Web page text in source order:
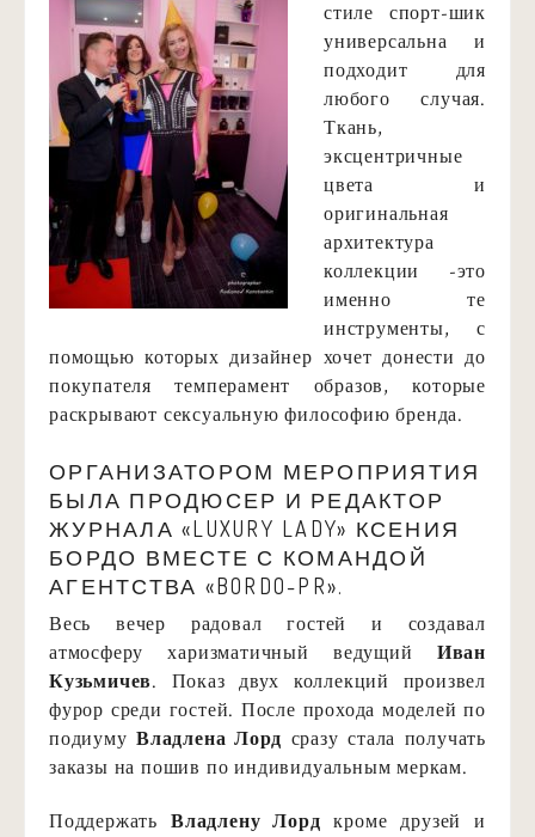
стиле спорт-шик
универсальна и
подходит для
любого случая.
Ткань,
эксцентричные
цвета и
оригинальная
архитектура
коллекции -это
именно те
инструменты, с
помощью которых дизайнер хочет донести до
покупателя темперамент образов, которые
раскрывают сексуальную философию бренда.
ОРГАНИЗАТОРОМ МЕРОПРИЯТИЯ
БЫЛА ПРОДЮСЕР И РЕДАКТОР
ЖУРНАЛА «LUXURY LADY» КСЕНИЯ
БОРДО ВМЕСТЕ С КОМАНДОЙ
АГЕНТСТВА «BORDO-PR».
Весь вечер радовал гостей и создавал
атмосферу харизматичный ведущий Иван
Кузьмичев. Показ двух коллекций произвел
фурор среди гостей. После прохода моделей по
подиумуВладлена Лорд сразу стала получать
заказы на пошив по индивидуальным меркам.
Поддержать Владлену Лорд кроме друзей и